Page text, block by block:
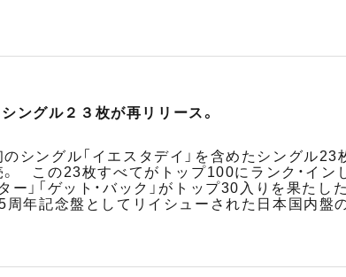
ングル２３枚が再リリース。
シングル「イエスタデイ」を含めたシングル23
この23枚すべてがトップ100にランク・インし
ー」「ゲット・バック」がトップ30入りを果
年記念盤としてリイシューされた日本国内盤